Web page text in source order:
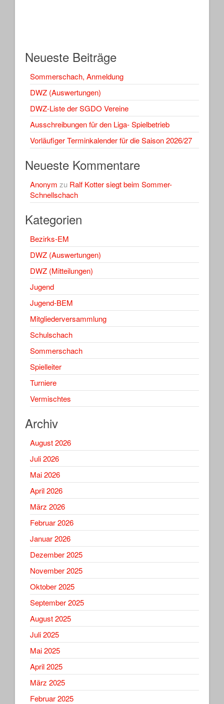
Neueste Beiträge
Sommerschach, Anmeldung
DWZ (Auswertungen)
DWZ-Liste der SGDO Vereine
Ausschreibungen für den Liga- Spielbetrieb
Vorläufiger Terminkalender für die Saison 2026/27
Neueste Kommentare
Anonym zu Ralf Kotter siegt beim Sommer-
Schnellschach
Kategorien
Bezirks-EM
DWZ (Auswertungen)
DWZ (Mitteilungen)
Jugend
Jugend-BEM
Mitgliederversammlung
Schulschach
Sommerschach
Spielleiter
Turniere
Vermischtes
Archiv
August 2026
Juli 2026
Mai 2026
April 2026
März 2026
Februar 2026
Januar 2026
Dezember 2025
November 2025
Oktober 2025
September 2025
August 2025
Juli 2025
Mai 2025
April 2025
März 2025
Februar 2025